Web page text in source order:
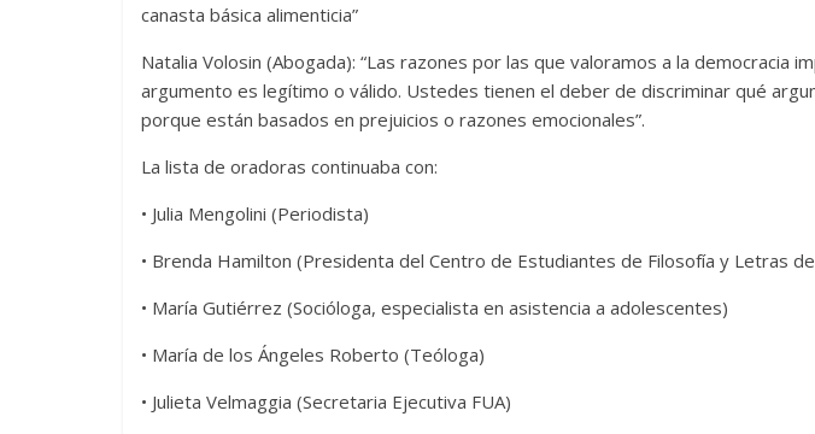
canasta básica alimenticia”
Natalia Volosin (Abogada): “Las razones por las que valoramos a la democracia
argumento es legítimo o válido. Ustedes tienen el deber de discriminar qué
porque están basados en prejuicios o razones emocionales”.
La lista de oradoras continuaba con:
• Julia Mengolini (Periodista)
• Brenda Hamilton (Presidenta del Centro de Estudiantes de Filosofía y Letras
• María Gutiérrez (Socióloga, especialista en asistencia a adolescentes)
• María de los Ángeles Roberto (Teóloga)
• Julieta Velmaggia (Secretaria Ejecutiva FUA)